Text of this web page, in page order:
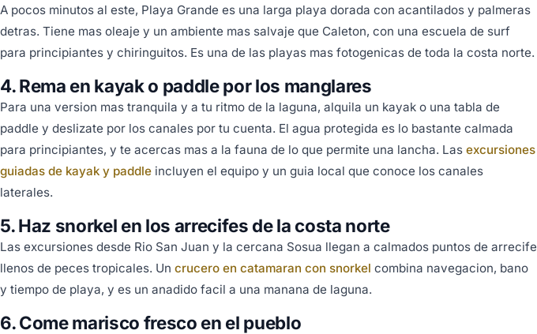
A pocos minutos al este, Playa Grande es una larga playa dorada con acantilados y palmeras
detras. Tiene mas oleaje y un ambiente mas salvaje que Caleton, con una escuela de surf
para principiantes y chiringuitos. Es una de las playas mas fotogenicas de toda la costa norte.
4. Rema en kayak o paddle por los manglares
Para una version mas tranquila y a tu ritmo de la laguna, alquila un kayak o una tabla de
paddle y deslizate por los canales por tu cuenta. El agua protegida es lo bastante calmada
para principiantes, y te acercas mas a la fauna de lo que permite una lancha. Las excursiones
guiadas de kayak y paddle incluyen el equipo y un guia local que conoce los canales
laterales.
5. Haz snorkel en los arrecifes de la costa norte
Las excursiones desde Rio San Juan y la cercana Sosua llegan a calmados puntos de arrecife
llenos de peces tropicales. Un crucero en catamaran con snorkel combina navegacion, bano
y tiempo de playa, y es un anadido facil a una manana de laguna.
6. Come marisco fresco en el pueblo